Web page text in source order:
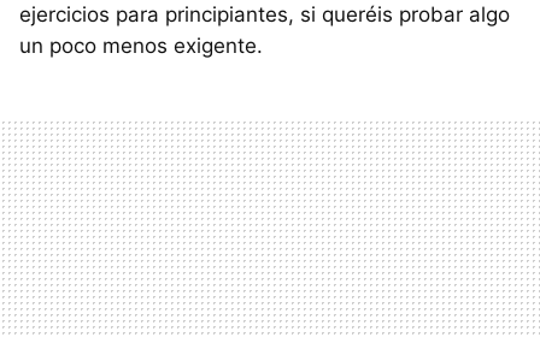
ejercicios para principiantes, si queréis probar algo
un poco menos exigente.